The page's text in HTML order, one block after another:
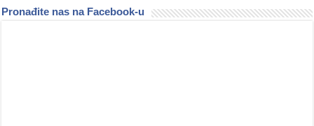
Pronađite nas na Facebook-u